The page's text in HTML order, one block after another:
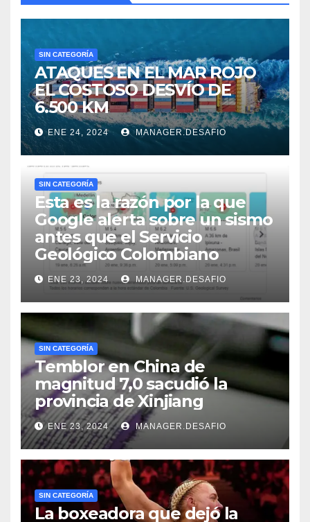
SIN CATEGORÍA
ATAQUES EN EL MAR ROJO
EL COSTOSO DESVÍO DE
6.500 KM
ENE 24, 2024 MANAGER.DESAFIO
SIN CATEGORÍA
Esta es la razón por la que
Google alerta sobre un sismo
antes que el Servicio
Geológico Colombiano
ENE 23, 2024 MANAGER.DESAFIO
SIN CATEGORÍA
Temblor en China de
magnitud 7,0 sacudió la
provincia de Xinjiang
ENE 23, 2024 MANAGER.DESAFIO
SIN CATEGORÍA
La boxeadora que dejó la